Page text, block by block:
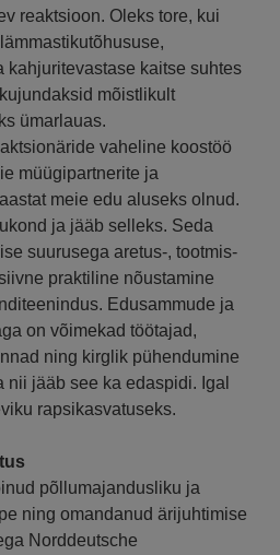
reaktsioon. Oleks tore, kui
kahjuritevastase kaitse suhtes
mõistlikult
ümarlauas.
vaheline koostöö
müügipartnerite ja
meie edu aluseks olnud.
ja jääb selleks. Seda
suurusega aretus-, tootmis-
praktiline nõustamine
Edusammude ja
on võimekad töötajad,
ning kirglik pühendumine
nii jääb see ka edaspidi. Igal
rapsikasvatuseks.
põllumajandusliku ja
ning omandanud ärijuhtimise
Norddeutsche